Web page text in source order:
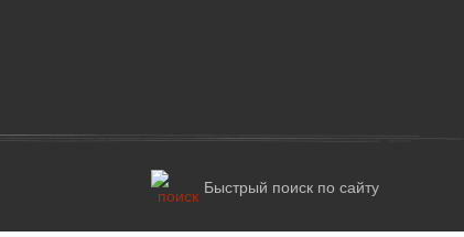
Быстрый поиск по сайту